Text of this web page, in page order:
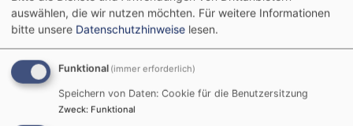
Dekanatsinfo 2021
Hier können Sie das Dekanatsinfo für 2021
herunterladen.
auswählen, die wir nutzen möchten. Für weitere Informationen
bitte unsere Datenschutzhinweise lesen.
Funktional (immer erforderlich)
Speichern von Daten: Cookie für die Benutzersitzung
Zweck: Funktional